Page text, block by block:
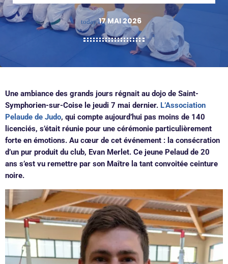
today 17 MAI 2026
Une ambiance des grands jours régnait au dojo de Saint-
Symphorien-sur-Coise le jeudi 7 mai dernier. L’Association
Pelaude de Judo, qui compte aujourd’hui pas moins de 140
licenciés, s’était réunie pour une cérémonie particulièrement
forte en émotions. Au cœur de cet événement : la consécration
d’un pur produit du club, Evan Merlet. Ce jeune Pelaud de 20
ans s’est vu remettre par son Maître la tant convoitée ceinture
noire.